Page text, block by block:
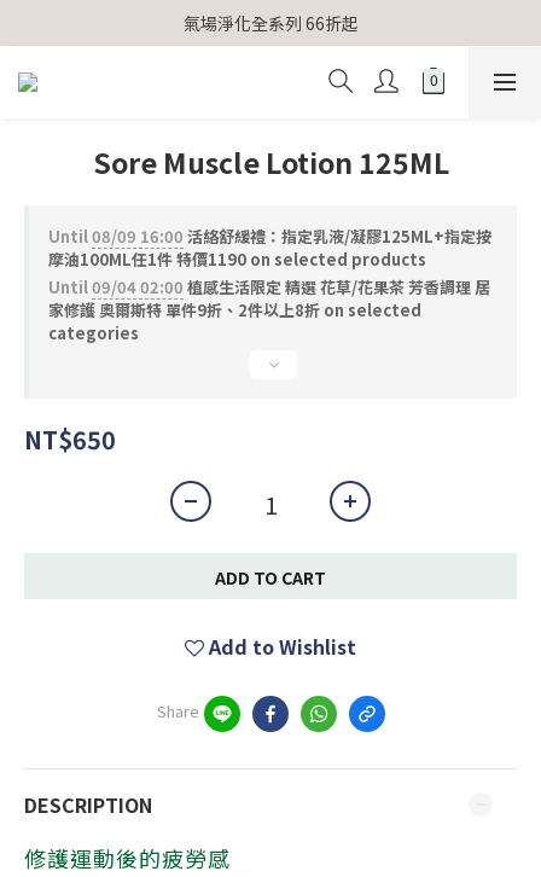
【官網獨家】首次消費 不限金額 即送 香遇熊超人行李吊牌
氣場淨化全系列 66折起
【官網獨家】首次消費 不限金額 即送 香遇熊超人行李吊牌
Sore Muscle Lotion 125ML
Until08/09 16:00 活絡舒緩禮：指定乳液/凝膠125ML+指定按
摩油100ML任1件 特價1190 on selected products
Until09/04 02:00 植感生活限定 精選 花草/花果茶 芳香調理 居
家修護 奧爾斯特 單件9折、2件以上8折 on selected
categories
NT$650
ADD TO CART
Add to Wishlist
Share
DESCRIPTION
修護運動後的疲勞感